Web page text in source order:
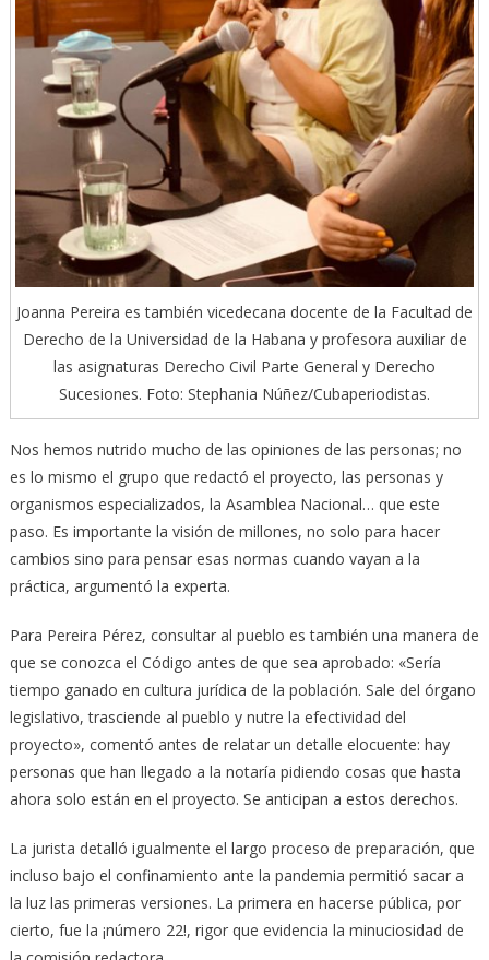
Joanna Pereira es también vicedecana docente de la Facultad de
Derecho de la Universidad de la Habana y profesora auxiliar de
las asignaturas Derecho Civil Parte General y Derecho
Sucesiones. Foto: Stephania Núñez/Cubaperiodistas.
Nos hemos nutrido mucho de las opiniones de las personas; no
es lo mismo el grupo que redactó el proyecto, las personas y
organismos especializados, la Asamblea Nacional… que este
paso. Es importante la visión de millones, no solo para hacer
cambios sino para pensar esas normas cuando vayan a la
práctica, argumentó la experta.
Para Pereira Pérez, consultar al pueblo es también una manera de
que se conozca el Código antes de que sea aprobado: «Sería
tiempo ganado en cultura jurídica de la población. Sale del órgano
legislativo, trasciende al pueblo y nutre la efectividad del
proyecto», comentó antes de relatar un detalle elocuente: hay
personas que han llegado a la notaría pidiendo cosas que hasta
ahora solo están en el proyecto. Se anticipan a estos derechos.
La jurista detalló igualmente el largo proceso de preparación, que
incluso bajo el confinamiento ante la pandemia permitió sacar a
la luz las primeras versiones. La primera en hacerse pública, por
cierto, fue la ¡número 22!, rigor que evidencia la minuciosidad de